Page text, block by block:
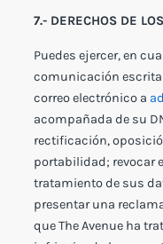
7.- DERECHOS DE
Puedes ejercer, en
comunicación escrita
correo electrónico a
acompañada de su
rectificación,
portabilidad; revocar
tratamiento de sus
presentar una
que The Avenue ha